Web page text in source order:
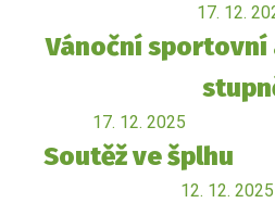
17. 12.
Vánoční sportovní
17. 12. 2025
Soutěž ve šplhu
12. 12. 2025